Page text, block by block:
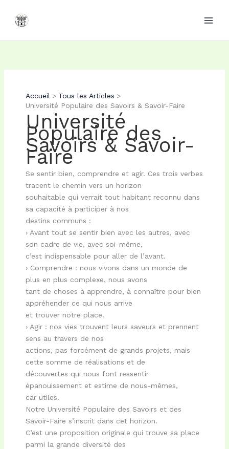
contenu
Accueil
Tous les Articles
Université Populaire des Savoirs & Savoir-Faire
Université
Populaire des
Savoirs & Savoir-
Faire
Se sentir bien, comprendre et agir. Ces trois verbes
tracent le chemin vers un horizon
souhaitable qui verrait tout habitant reconnu dans
sa capacité à participer à nos
destins communs :
› Avant tout se sentir bien avec les autres, avec
son cadre de vie, avec soi-même,
c’est indispensable pour aller de l’avant.
› Comprendre : nous vivons dans un monde de
plus en plus complexe, nous avons
tant de choses à apprendre, à connaître pour bien
appréhender ce qui nous arrive
et trouver notre place.
› Agir : nos vies trouvent leurs saveurs et prennent
sens au travers de nos
actions, pas forcément de grands projets, mais
cette somme de réalisations et de
découvertes qui nous font ressentir
épanouissement et estime de nous-mêmes,
car utiles.
Notre Université Populaire des Savoirs et des
Savoir-Faire s’inscrit dans cet horizon.
C’est une proposition originale qui trouve sa place
parmi la grande diversité des